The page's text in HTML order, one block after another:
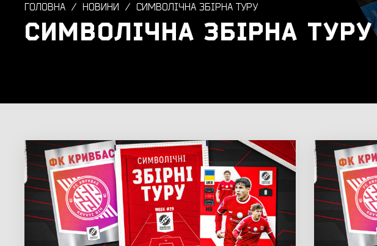
ГОЛОВНА НОВИНИ СИМВОЛІЧНА ЗБІРНА ТУРУ
СИМВОЛІЧНА ЗБІРНА ТУРУ